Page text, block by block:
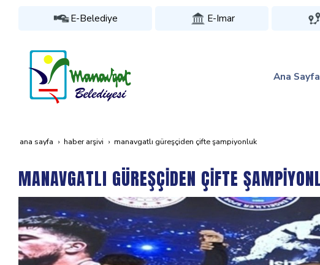
E-Belediye E-Imar
Ana Sayfa
ana sayfa haber arşivi manavgatli güreşçi̇den çi̇fte şampi̇yonluk
MANAVGATLI GÜREŞÇİDEN ÇİFTE